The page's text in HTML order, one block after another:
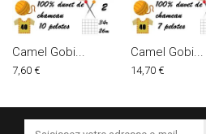
Camel Gobi...
7,60 €
Camel Gobi...
14,70 €